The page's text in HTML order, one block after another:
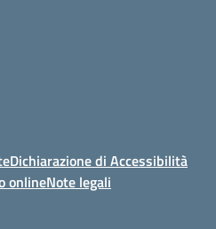
Dichiarazione di Accessibilità
onlineNote legali